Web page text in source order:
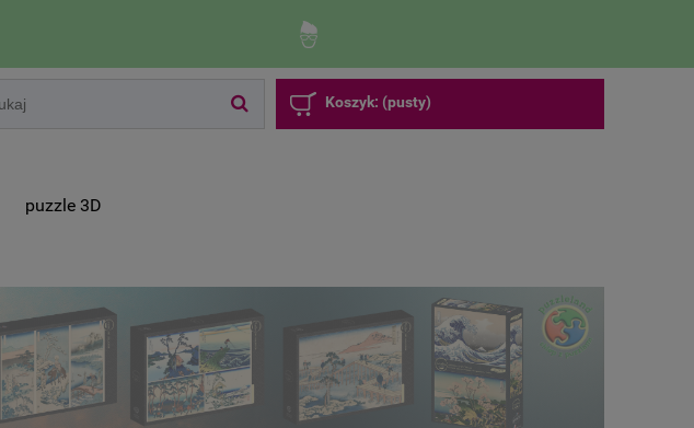
Koszyk: (pusty)
puzzle 3D